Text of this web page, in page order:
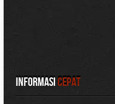
InformasiCepat